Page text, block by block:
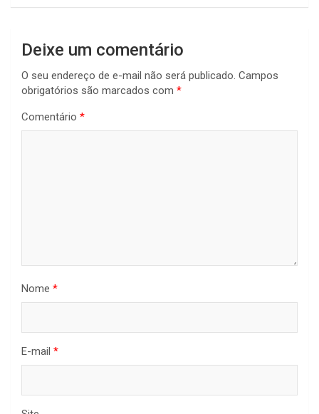
Deixe um comentário
O seu endereço de e-mail não será publicado. Campos
obrigatórios são marcados com *
Comentário *
Nome *
E-mail *